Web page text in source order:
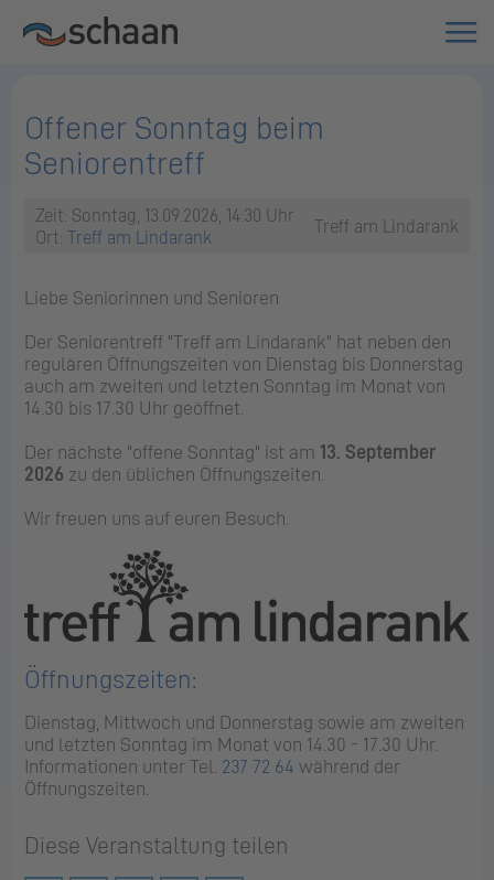
Offener Sonntag beim
Seniorentreff
Zeit: Sonntag, 13.09.2026, 14:30 Uhr
Ort: Treff am Lindarank Treff am Lindarank
Liebe Seniorinnen und Senioren
Der Seniorentreff "Treff am Lindarank" hat neben den
regulären Öffnungszeiten von Dienstag bis Donnerstag
auch am zweiten und letzten Sonntag im Monat von
14.30 bis 17.30 Uhr geöffnet.
Der nächste "offene Sonntag" ist am 13. September
2026 zu den üblichen Öffnungszeiten.
Wir freuen uns auf euren Besuch.
Öffnungszeiten:
Dienstag, Mittwoch und Donnerstag sowie am zweiten
und letzten Sonntag im Monat von 14.30 - 17.30 Uhr.
Informationen unter Tel. 237 72 64 während der
Öffnungszeiten.
Diese Veranstaltung teilen